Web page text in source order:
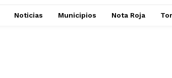
Noticias Municipios Nota Roja